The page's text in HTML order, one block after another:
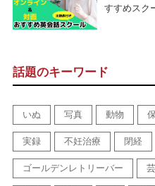
すすめスク
話題のキーワード
いぬ 写真 動物
実録 不妊治療 閉経
ゴールデンレトリーバー